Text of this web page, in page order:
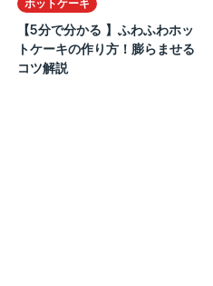
ホットケーキ
【5分で分かる 】ふわふわホッ
トケーキの作り方！膨らませる
コツ解説